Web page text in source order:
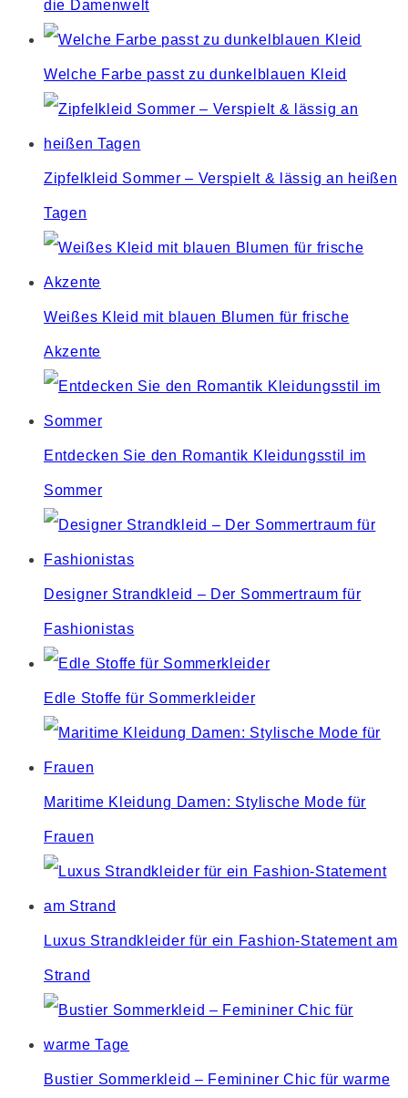
die Damenwelt
Welche Farbe passt zu dunkelblauen Kleid
Zipfelkleid Sommer – Verspielt & lässig an heißen
Tagen
Weißes Kleid mit blauen Blumen für frische
Akzente
Entdecken Sie den Romantik Kleidungsstil im
Sommer
Designer Strandkleid – Der Sommertraum für
Fashionistas
Edle Stoffe für Sommerkleider
Maritime Kleidung Damen: Stylische Mode für
Frauen
Luxus Strandkleider für ein Fashion-Statement am
Strand
Bustier Sommerkleid – Femininer Chic für warme